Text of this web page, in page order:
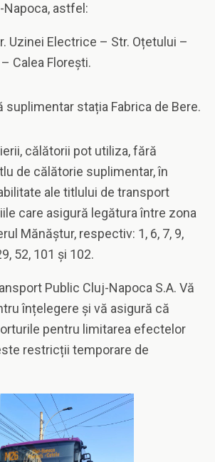
Napoca, astfel:
Uzinei Electrice – Str. Oțetului –
Calea Florești.
suplimentar stația Fabrica de Bere.
călătorii pot utiliza, fără
de călătorie suplimentar, în
ale titlului de transport
care asigură legătura între zona
Mănăștur, respectiv: 1, 6, 7, 9,
52, 101 și 102.
Public Cluj-Napoca S.A. Vă
înțelegere și vă asigură că
pentru limitarea efectelor
restricții temporare de